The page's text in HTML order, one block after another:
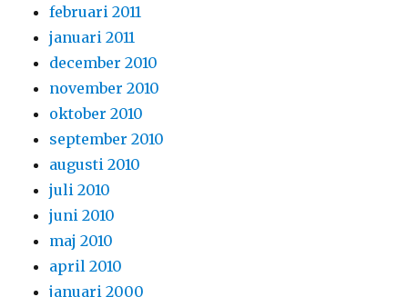
februari 2011
januari 2011
december 2010
november 2010
oktober 2010
september 2010
augusti 2010
juli 2010
juni 2010
maj 2010
april 2010
januari 2000